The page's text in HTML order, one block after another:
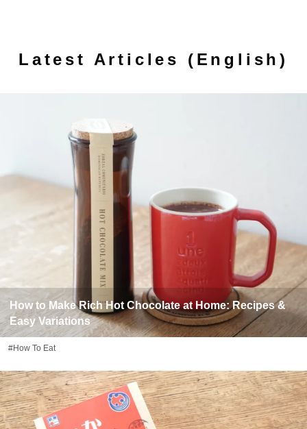
Latest Articles (English)
How to Make Rich Hot Chocolate at Home: Recipes &
Easy Variations
#How To Eat